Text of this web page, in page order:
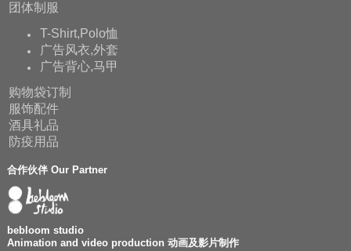
团体制服
T-Shirt,Polo恤
广告风衣,外套
广告背心,马甲
购物袋订制
服饰配件
酒具礼品
防疫用品
合作伙伴 Our Partner
bebloom studio
Animation and video production 动画及影片制作